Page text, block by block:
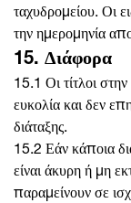
ταχυδρομείου. Οι
την ημερομηνία
15. Διάφορα
15.1 Οι τίτλοι
ευκολία και δεν
διάταξης.
15.2 Εάν κάποια
είναι άκυρη ή μη
παραμείνουν σε